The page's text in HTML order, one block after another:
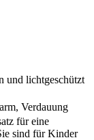
und lichtgeschützt
Verdauung
für eine
sind für Kinder